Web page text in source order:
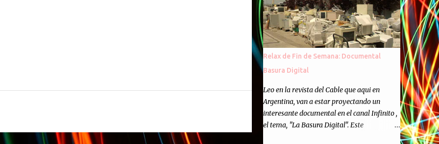
de tecnología más importantes, desde
nuestra propia óptica: un punto de vista
independiente e informal.Para festejarlo, se
nos ocurrió que estemos todos juntos; y
cuando digo "todos" me refiero a toda la
gente que alguna vez participó en el
semanario como panelista, y a ustedes. Por
eso se nos ocurrió la idea de emitir video en
vivo. La tarea no fué facil, hubo que
coordinar horarios, preparar el estudio,
configurar muchos programejos y hacer
Relax de Fin de Semana: Documental
Basura Digital
Leo en la revista del Cable que aqui en
Argentina, van a estar proyectando un
interesante documental en el canal Infinito ,
el tema, "La Basura Digital". Este